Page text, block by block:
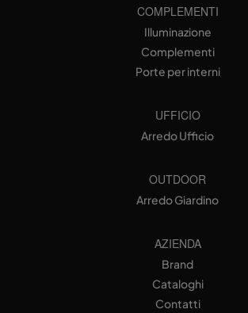
COMPLEMENTI
Illuminazione
Complementi
Porte per interni
UFFICIO
Arredo Ufficio
OUTDOOR
Arredo Giardino
AZIENDA
Brand
Cataloghi
Contatti